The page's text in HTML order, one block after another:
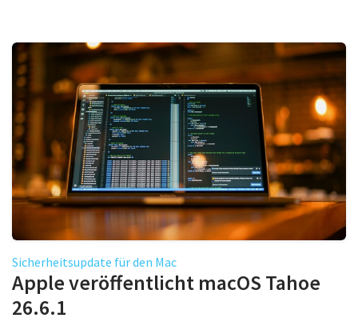
Sicherheitsupdate für den Mac
Apple veröffentlicht macOS Tahoe
26.6.1